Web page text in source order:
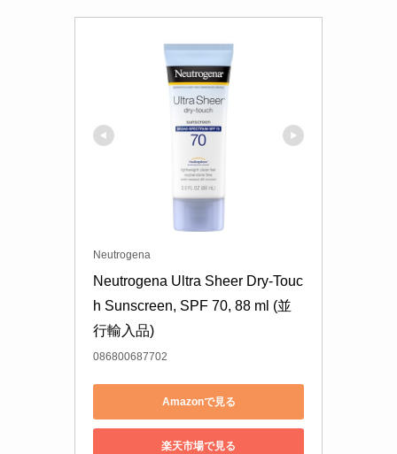
Neutrogena
Neutrogena Ultra Sheer Dry-Touc
h Sunscreen, SPF 70, 88 ml (並
行輸入品)
086800687702
Amazonで見る
楽天市場で見る